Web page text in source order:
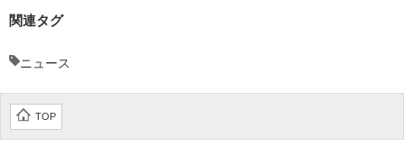
関連タグ
ニュース
TOP